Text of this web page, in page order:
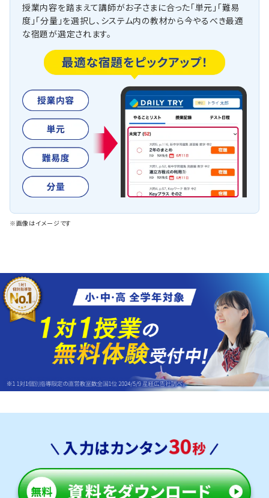
授業内容を踏まえて講師がお子さまに合った「単元」「難易
度」「分量」を選択し、システム内の教材から今やるべき最適
な宿題が選定されます。
※画像はイメージです